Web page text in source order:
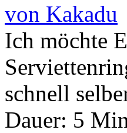
von Kakadu
Ich möchte
schnell
Dauer: 5